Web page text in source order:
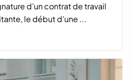
d’un contrat de travail
le début d’une ...